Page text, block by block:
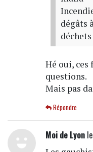
dégâts
Hé oui, ces
questions.
Mais pas
Répondre
Moi de Lyonle